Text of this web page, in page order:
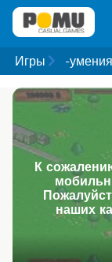
Игры -умения
К
наших